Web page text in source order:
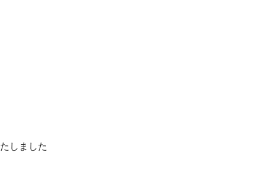
しました